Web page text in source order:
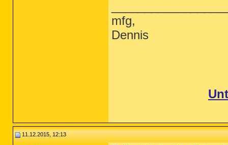
mfg,
Dennis
11.12.2015, 12:13